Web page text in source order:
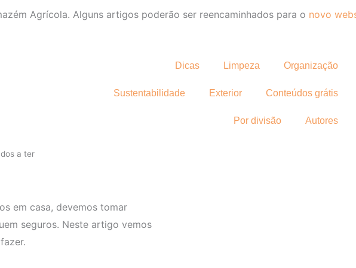
Agrícola. Alguns artigos poderão ser reencaminhados para o novo
Dicas Limpeza Organização
Sustentabilidade Exterior Conteúdos grátis
Por divisão Autores
a ter
em casa, devemos tomar
seguros. Neste artigo vemos